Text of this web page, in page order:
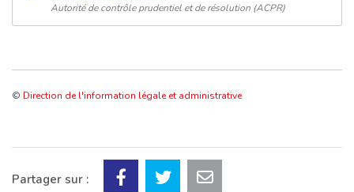
Autorité de contrôle prudentiel et de résolution (ACPR)
© Direction de l'information légale et administrative
Partager sur :